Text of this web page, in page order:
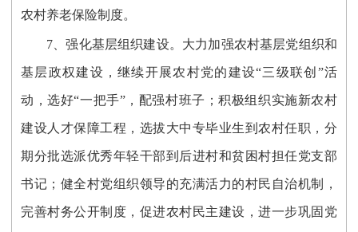
农村养老保险制度。
7、强化基层组织建设。大力加强农村基层党组织和
基层政权建设，继续开展农村党的建设“三级联创”活
动，选好“一把手”，配强村班子；积极组织实施新农村
建设人才保障工程，选拔大中专毕业生到农村任职，分
期分批选派优秀年轻干部到后进村和贫困村担任党支部
书记；健全村党组织领导的充满活力的村民自治机制，
完善村务公开制度，促进农村民主建设，进一步巩固党